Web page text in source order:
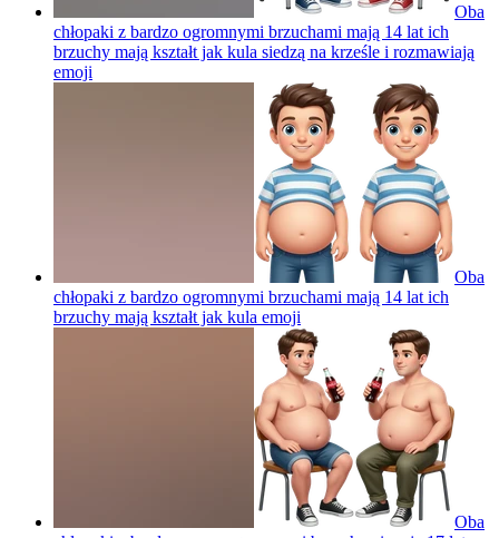
Oba
chłopaki z bardzo ogromnymi brzuchami mają 14 lat ich
brzuchy mają kształt jak kula siedzą na krześle i rozmawiają
emoji
Oba
chłopaki z bardzo ogromnymi brzuchami mają 14 lat ich
brzuchy mają kształt jak kula emoji
Oba